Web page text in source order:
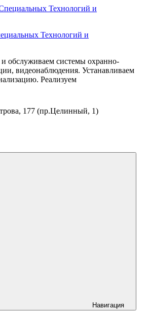
Технологий и
обслуживаем системы охранно-
видеонаблюдения. Устанавливаем
Реализуем
177 (пр.Целинный, 1)
Навигация